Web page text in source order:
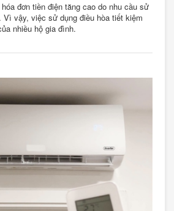
đơn tiền điện tăng cao do nhu cầu sử
Vì vậy, việc sử dụng điều hòa tiết kiệm
nhiều hộ gia đình.